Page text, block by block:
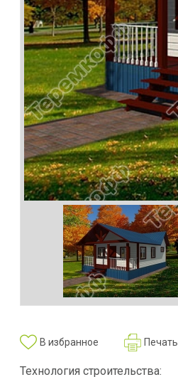
В избранное Печать
Технология строительства: